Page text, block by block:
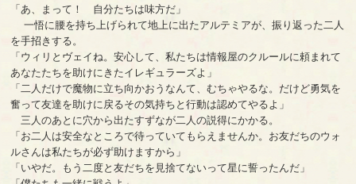
「あ、まって！ 自分たちは味方だ」
一悟に腰を持ち上げられて地上に出たアルテミアが、振り返った二人
を手招きする。
「ウィリとヴェイね。安心して、私たちは情報屋のクルールに頼まれて
あなたたちを助けにきたイレギュラーズよ」
「二人だけで魔物に立ち向かおうなんて、むちゃやるな。だけど勇気を
奮って友達を助けに戻るその気持ちと行動は認めてやるよ」
三人のあとに穴から出たすずなが二人の説得にかかる。
「お二人は安全なところで待っていてもらえませんか。お友だちのウォ
ルさんは私たちが必ず助けますから」
「いやだ。もう二度と友だちを見捨てないって星に誓ったんだ」